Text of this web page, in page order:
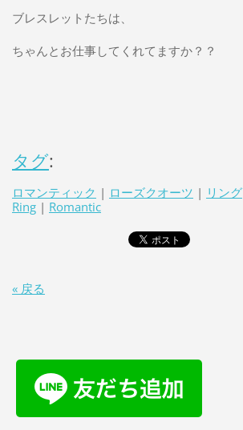
ブレスレットたちは、
ちゃんとお仕事してくれてますか？？
タグ:
ロマンティック | ローズクオーツ | リング
Ring | Romantic
« 戻る